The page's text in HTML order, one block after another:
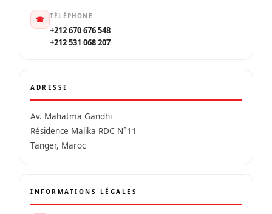
☎ TÉLÉPHONE
+212 670 676 548
+212 531 068 207
ADRESSE
Av. Mahatma Gandhi
Résidence Malika RDC N°11
Tanger, Maroc
INFORMATIONS LÉGALES